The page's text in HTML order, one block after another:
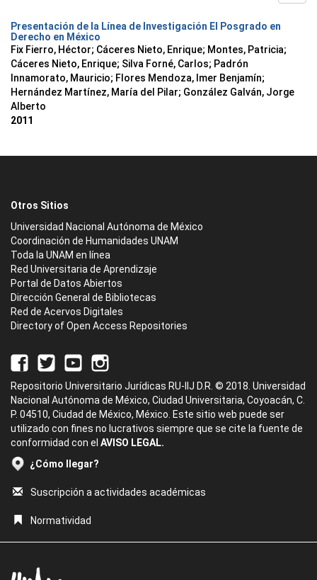
Presentación de la Línea de Investigación El Posgrado en
Derecho en México
Fix Fierro, Héctor; Cáceres Nieto, Enrique; Montes, Patricia;
Cáceres Nieto, Enrique; Silva Forné, Carlos; Padrón
Innamorato, Mauricio; Flores Mendoza, Imer Benjamín;
Hernández Martínez, María del Pilar; González Galván, Jorge
Alberto
2011
Otros Sitios
Universidad Nacional Autónoma de México
Coordinación de Humanidades UNAM
Toda la UNAM en línea
Red Universitaria de Aprendizaje
Portal de Datos Abiertos
Dirección General de Bibliotecas
Red de Acervos Digitales
Directory of Open Access Repositories
Repositorio Universitario Jurídicas RU-IIJ D.R. © 2018. Universidad
Nacional Autónoma de México, Ciudad Universitaria, Coyoacán, C.
P. 04510, Ciudad de México, México. Este sitio web puede ser
utilizado con fines no lucrativos siempre que se cite la fuente de
conformidad con el AVISO LEGAL.
¿Cómo llegar?
Suscripción a actividades académicas
Normatividad